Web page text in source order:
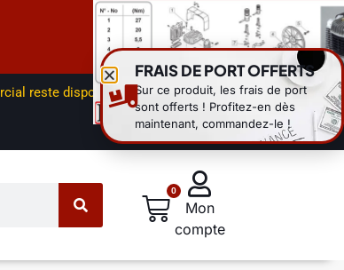
Découvrez tous nos
avis clients
reste disponible par
0
Mon
compte
FRAIS DE PORT OFFERTS
Sur ce produit, les frais de port
sont offerts ! Profitez-en dès
maintenant, commandez-le !